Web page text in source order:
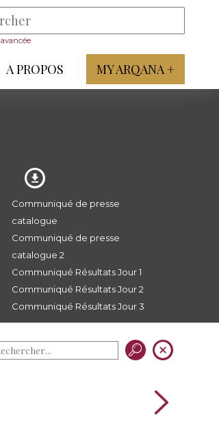
A PROPOS MY ARQANA +
Communiqué de presse
catalogue
Communiqué de presse
catalogue 2
Communiqué Résultats Jour 1
Communiqué Résultats Jour 2
Communiqué Résultats Jour 3